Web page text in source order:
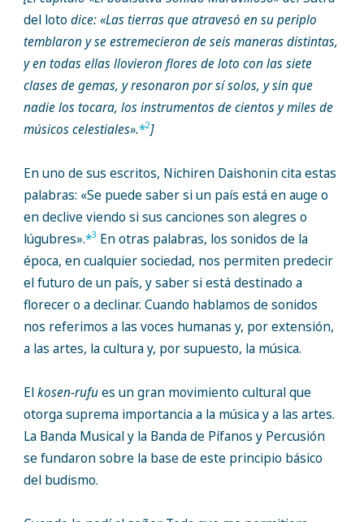
del loto dice: «Las tierras que atravesó en su periplo
temblaron y se estremecieron de seis maneras distintas,
y en todas ellas llovieron flores de loto con las siete
clases de gemas, y resonaron por sí solos, y sin que
nadie los tocara, los instrumentos de cientos y miles de
músicos celestiales».*2]
En uno de sus escritos, Nichiren Daishonin cita estas
palabras: «Se puede saber si un país está en auge o
en declive viendo si sus canciones son alegres o
lúgubres».*3 En otras palabras, los sonidos de la
época, en cualquier sociedad, nos permiten predecir
el futuro de un país, y saber si está destinado a
florecer o a declinar. Cuando hablamos de sonidos
nos referimos a las voces humanas y, por extensión,
a las artes, la cultura y, por supuesto, la música.
Elkosen-rufues un gran movimiento cultural que
otorga suprema importancia a la música y a las artes.
La Banda Musical y la Banda de Pífanos y Percusión
se fundaron sobre la base de este principio básico
del budismo.